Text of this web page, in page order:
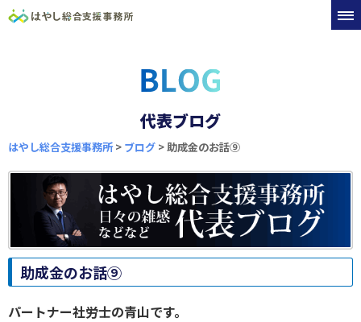
代表ブログ
はやし総合支援事務所> ブログ >助成金のお話⑨
助成金のお話⑨
パートナー社労士の青山です。